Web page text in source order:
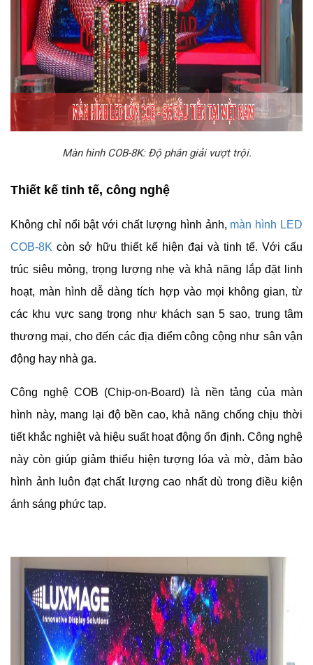
Màn hình COB-8K: Độ phân giải vượt trội.
Thiết kế tinh tế, công nghệ
Không chỉ nổi bật với chất lượng hình ảnh, màn hình LED
COB-8K còn sở hữu thiết kế hiện đại và tinh tế. Với cấu
trúc siêu mỏng, trọng lượng nhẹ và khả năng lắp đặt linh
hoạt, màn hình dễ dàng tích hợp vào mọi không gian, từ
các khu vực sang trọng như khách sạn 5 sao, trung tâm
thương mại, cho đến các địa điểm công cộng như sân vận
động hay nhà ga.
Công nghệ COB (Chip-on-Board) là nền tảng của màn
hình này, mang lại độ bền cao, khả năng chống chịu thời
tiết khắc nghiệt và hiệu suất hoạt động ổn định. Công nghệ
này còn giúp giảm thiểu hiện tượng lóa và mờ, đảm bảo
hình ảnh luôn đạt chất lượng cao nhất dù trong điều kiện
ánh sáng phức tạp.